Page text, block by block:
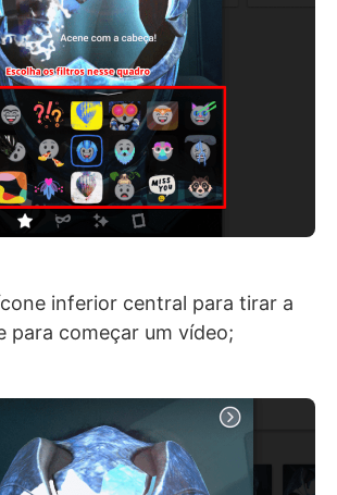
inferior central para tirar a
para começar um vídeo;